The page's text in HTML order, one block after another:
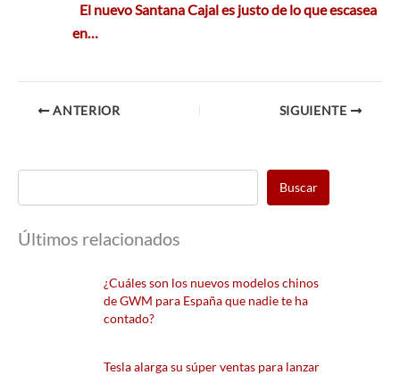
El nuevo Santana Cajal es justo de lo que escasea
en…
ANTERIOR SIGUIENTE
Buscar
Últimos relacionados
¿Cuáles son los nuevos modelos chinos
de GWM para España que nadie te ha
contado?
Tesla alarga su súper ventas para lanzar